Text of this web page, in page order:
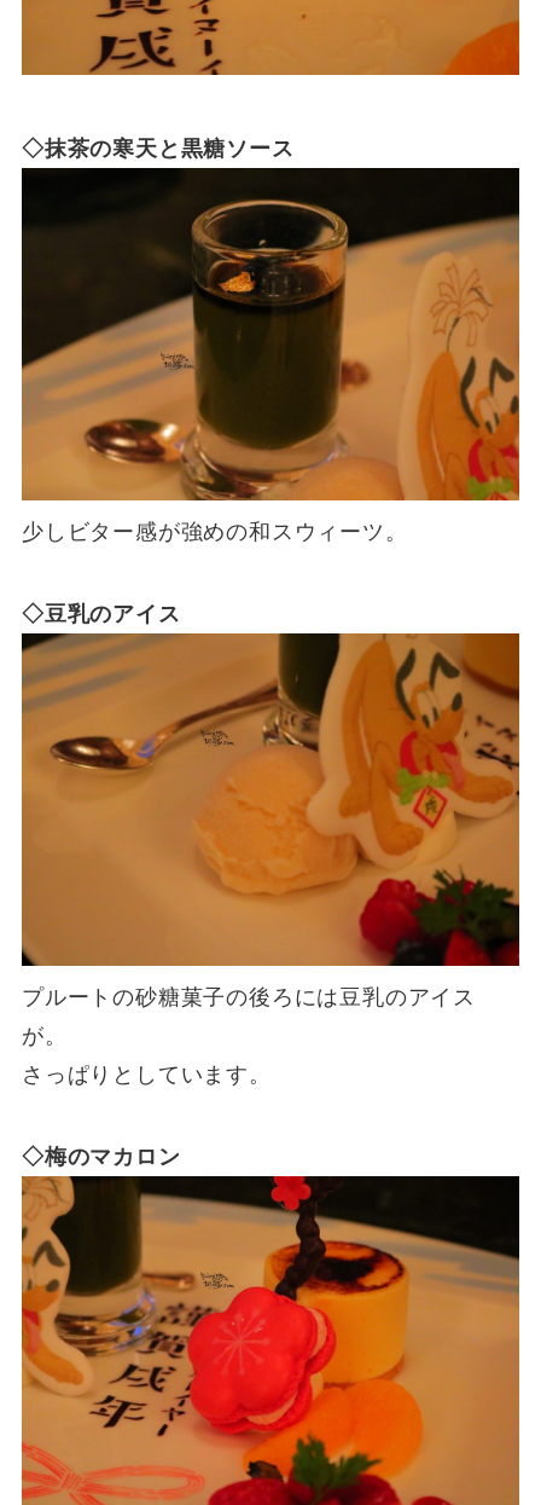
◇抹茶の寒天と黒糖ソース
少しビター感が強めの和スウィーツ。
◇豆乳のアイス
プルートの砂糖菓子の後ろには豆乳のアイス
が。
さっぱりとしています。
◇梅のマカロン